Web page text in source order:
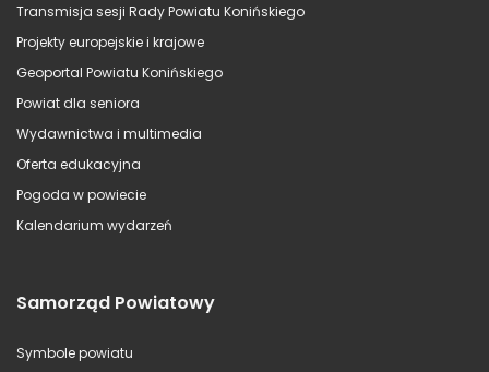
Transmisja sesji Rady Powiatu Konińskiego
Projekty europejskie i krajowe
Geoportal Powiatu Konińskiego
Powiat dla seniora
Wydawnictwa i multimedia
Oferta edukacyjna
Pogoda w powiecie
Kalendarium wydarzeń
Samorząd Powiatowy
Symbole powiatu